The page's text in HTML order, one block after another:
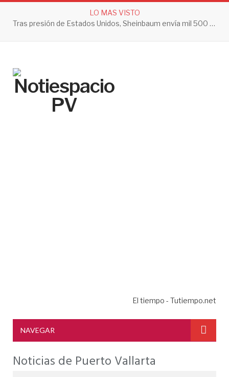
LO MAS VISTO
Tras presión de Estados Unidos, Sheinbaum envía mil 500 soldados a Michoacán
El tiempo - Tutiempo.net
NAVEGAR
Noticias de Puerto Vallarta